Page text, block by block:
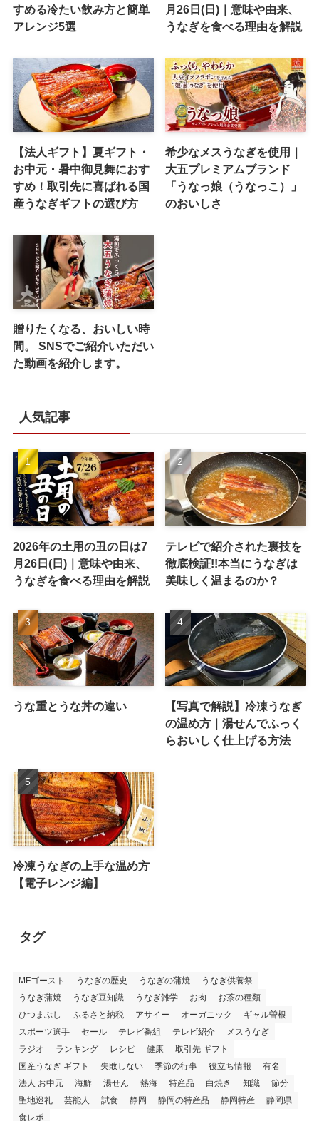
すめる冷たい飲み方と簡単
アレンジ5選
月26日(日)｜意味や由来、
うなぎを食べる理由を解説
【法人ギフト】夏ギフト・
お中元・暑中御見舞におす
すめ！取引先に喜ばれる国
産うなぎギフトの選び方
希少なメスうなぎを使用｜
大五プレミアムブランド
「うなっ娘（うなっこ）」
のおいしさ
贈りたくなる、おいしい時
間。 SNSでご紹介いただい
た動画を紹介します。
人気記事
2026年の土用の丑の日は7
月26日(日)｜意味や由来、
うなぎを食べる理由を解説
テレビで紹介された裏技を
徹底検証!!本当にうなぎは
美味しく温まるのか？
うな重とうな丼の違い
【写真で解説】冷凍うなぎ
の温め方｜湯せんでふっく
らおいしく仕上げる方法
冷凍うなぎの上手な温め方
【電子レンジ編】
タグ
MFゴースト うなぎの歴史 うなぎの蒲焼
うなぎ供養祭
うなぎ蒲焼
うなぎ豆知識 うなぎ雑学 お肉
お茶の種類
ひつまぶし
ふるさと納税 アサイー オーガニック
ギャル曽根
スポーツ選手
セール テレビ番組 テレビ紹介
メスうなぎ
ラジオ
ランキング レシピ 健康
取引先 ギフト
国産うなぎ ギフト
失敗しない 季節の行事 役立ち情報
有名
法人 お中元
海鮮 湯せん 熱海 特産品 白焼き 知識
節分
聖地巡礼
芸能人 試食 静岡 静岡の特産品 静岡特産
静岡県
食レポ